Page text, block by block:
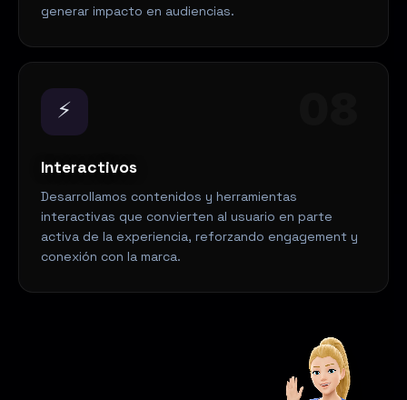
generar impacto en audiencias.
⚡
Interactivos
Desarrollamos contenidos y herramientas
interactivas que convierten al usuario en parte
activa de la experiencia, reforzando engagement y
conexión con la marca.